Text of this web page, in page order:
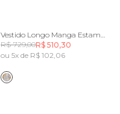
Vestido Longo Manga Estampado Rio Paraíso
R$ 729,00R$ 510,30
ou 5x de R$ 102,06